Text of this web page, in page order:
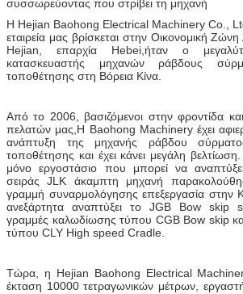
Η Hejian Baohong Electrical Machinery Co.,
εταιρεία μας βρίσκεται στην Οικονομική
Hejian, επαρχία Hebei,ήταν ο
κατασκευαστής μηχανών ράβδους
τοποθέτησης στη Βόρεια Κίνα.
Από το 2006, βασιζόμενοι στην φροντίδα
πελατών μας,Η Baohong Machinery έχει
ανάπτυξη της μηχανής ράβδου
τοποθέτησης και έχει κάνει μεγάλη
μόνο εργοστάσιο που μπορεί να
σειράς JLK άκαμπτη μηχανή
γραμμή συναρμολόγησης επεξεργασία στην
ανεξάρτητα αναπτύξει το JGB Bow skip
γραμμές καλωδίωσης τύπου CGB Bow skip
τύπου CLY High speed Cradle.
Τώρα, η Hejian Baohong Electrical
έκταση 10000 τετραγωνικών μέτρων,